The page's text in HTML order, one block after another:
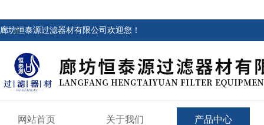
廊坊恒泰源过滤器材有限公司欢迎您！
网站首页 关于我们 产品中心